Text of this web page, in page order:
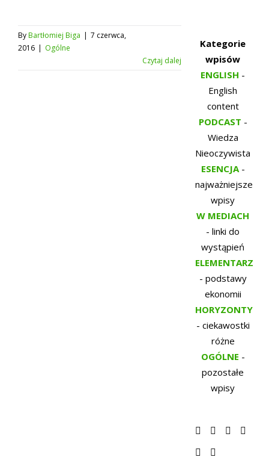
ByBartłomiej Biga | 7 czerwca,
2016 | Ogólne
Czytaj dalej
Kategorie
wpisów
ENGLISH -
English
content
PODCAST -
Wiedza
Nieoczywista
ESENCJA -
najważniejsze
wpisy
W MEDIACH
- linki do
wystąpień
ELEMENTARZ
- podstawy
ekonomii
HORYZONTY
- ciekawostki
różne
OGÓLNE -
pozostałe
wpisy